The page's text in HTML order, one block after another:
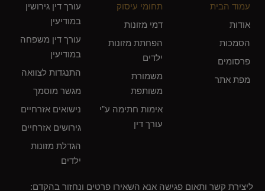
עמוד הבית
אודות
הסמכות
פרסומים
מפת אתר
תחומי עיסוק
דמי מזונות
הפחתת מזונות
ילדים
משמורת
משותפת
אימות חתימה ע”י
עורך דין
עורך דין גירושין
במודיעין
עורך דין משפחה
במודיעין
התנגדות לצוואה
מגשר מוסמך
נישואים אזרחיים
גירושים אזרחיים
הגדלת מזונות
ילדים
ליצירת קשר ותאום פגישה אנא השאירו פרטים ונחזור בהקדם: